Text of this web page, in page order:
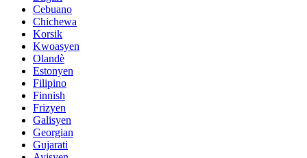
Cebuano
Chichewa
Korsik
Kwoasyen
Olandè
Estonyen
Filipino
Finnish
Frizyen
Galisyen
Georgian
Gujarati